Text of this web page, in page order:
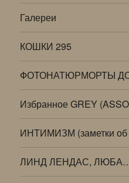
Галереи
КОШКИ 295
ФОТОНАТЮРМОРТЫ ДО
Избранное GREY
ИНТИМИЗМ (заметки об
ЛИНД ЛЕНДАС,